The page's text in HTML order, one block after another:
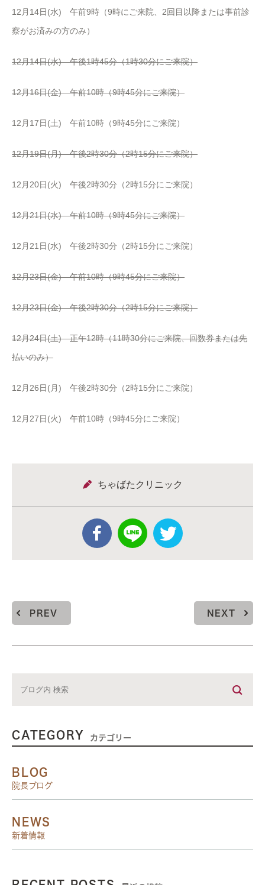
12月14日(水) 午前9時（9時にご来院、2回目以降または事前診
察がお済みの方のみ）
12月14日(水) 午後1時45分（1時30分にご来院）
12月16日(金) 午前10時（9時45分にご来院）
12月17日(土) 午前10時（9時45分にご来院）
12月19日(月) 午後2時30分（2時15分にご来院）
12月20日(火) 午後2時30分（2時15分にご来院）
12月21日(水) 午前10時（9時45分にご来院）
12月21日(水) 午後2時30分（2時15分にご来院）
12月23日(金) 午前10時（9時45分にご来院）
12月23日(金) 午後2時30分（2時15分にご来院）
12月24日(土) 正午12時（11時30分にご来院、回数券または先
払いのみ）
12月26日(月) 午後2時30分（2時15分にご来院）
12月27日(火) 午前10時（9時45分にご来院）
ちゃばたクリニック
PREV NEXT
CATEGORY カテゴリー
BLOG
院長ブログ
NEWS
新着情報